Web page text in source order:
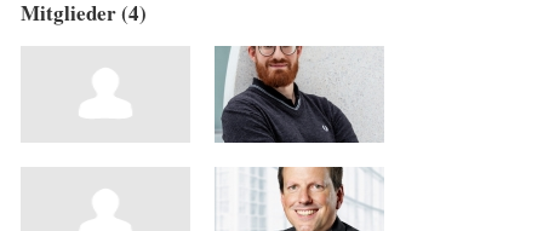
Mitglieder (4)